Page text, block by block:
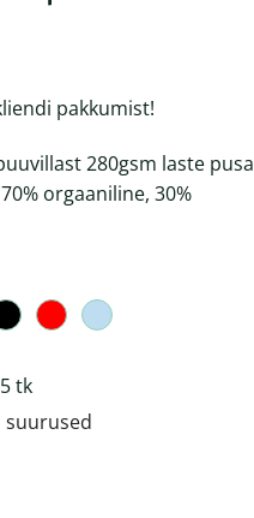
pakkumist!
280gsm laste pusa
orgaaniline, 30%
tk
suurused